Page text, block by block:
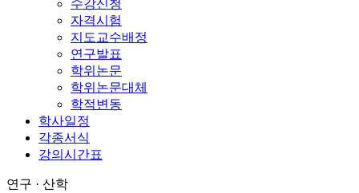
수강신청
자격시험
지도교수배정
연구발표
학위논문
학위논문대체
학적변동
학사일정
각종서식
강의시간표
연구 · 산학